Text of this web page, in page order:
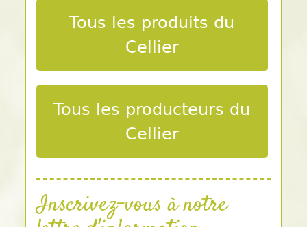
Tous les produits du
Cellier
Tous les producteurs du
Cellier
Inscrivez-vous à notre